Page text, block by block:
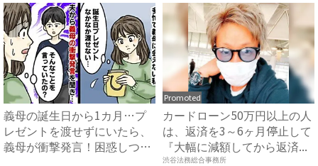
義母の誕生日から1カ月…プ
レゼントを渡せずにいたら、
義母が衝撃発言！困惑しつつ
Promoted
カードローン50万円以上の人
は、返済を3～6ヶ月停止して
『大幅に減額してから返済...
渋谷法務総合事務所